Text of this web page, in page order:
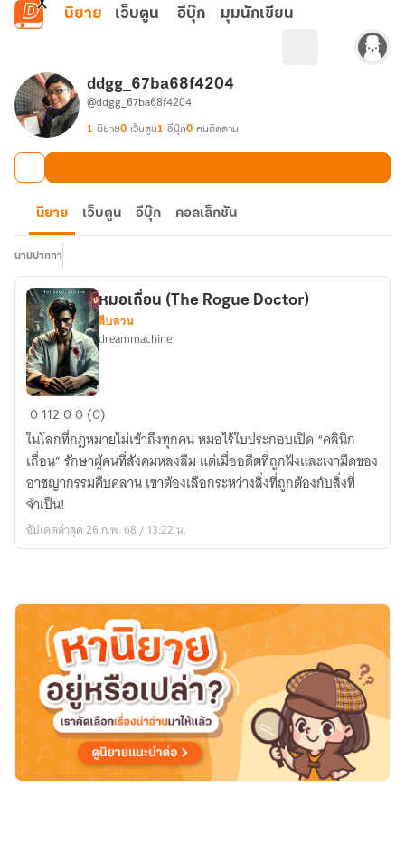
ข้ามไปยังเนื้อหาหลัก
นิยาย เว็บตูน อีบุ๊ก มุมนักเขียน
ddgg_67ba68f4204
@ddgg_67ba68f4204
1 นิยาย0 เว็บตูน1 อีบุ๊ก0 คนติดตาม
นิยาย เว็บตูน อีบุ๊ก คอลเล็กชัน
นามปากกา
หมอ
เถื่อน
(The
Rogue
Doctor)
หมอเถื่อน (The Rogue Doctor)
สืบสวน
dreammachine
011200 (0)
ในโลกที่กฎหมายไม่เข้าถึงทุกคน หมอไร้ใบประกอบเปิด “คลินิก
เถื่อน” รักษาผู้คนที่สังคมหลงลืม แต่เมื่ออดีตที่ถูกฝังและเงามืดของ
อาชญากรรมคืบคลาน เขาต้องเลือกระหว่างสิ่งที่ถูกต้องกับสิ่งที่
จำเป็น!
อัปเดตล่าสุด 26 ก.พ. 68 / 13:22 น.